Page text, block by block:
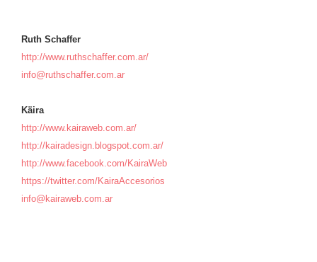
Ruth Schaffer
http://www.ruthschaffer.com.ar/
info@ruthschaffer.com.ar
Käira
http://www.kairaweb.com.ar/
http://kairadesign.blogspot.com.ar/
http://www.facebook.com/KairaWeb
https://twitter.com/KairaAccesorios
info@kairaweb.com.ar